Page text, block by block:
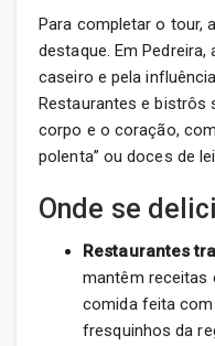
Para completar o tour,
destaque. Em
caseiro e pela
Restaurantes e bistrôs
corpo e o coração,
polenta” ou doces de
Onde se
Restaurantes
mantêm receitas
comida feita
fresquinhos da